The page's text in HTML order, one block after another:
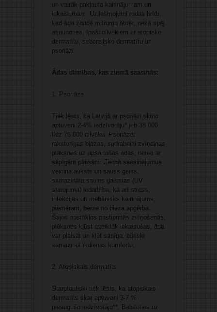
un vairāk pakļauta kairinājumam un
iekaisumam. Uzliesmojumi rodas brīdī,
kad āda zaudē mitrumu ātrāk, nekā spēj
atjaunoties, īpaši cilvēkiem ar atopisko
dermatītu, seborejisko dermatītu un
psoriāzi.
Ādas slimības, kas ziemā saasinās:
1. Psoriāze
Tiek lēsts, ka Latvijā ar psoriāzi slimo
aptuveni 2-4% iedzīvotāju* jeb 38 000
līdz 76 000 cilvēku. Psoriāzei
raksturīgas biezas, sudrabaini zvīņainas
plāksnes uz apsārtušas ādas, nereti ar
sāpīgām plaisām. Ziemā saasinājumus
veicina auksts un sauss gaiss,
samazināta saules gaismas (UV
starojuma) iedarbība, kā arī stress,
infekcijas un mehānisks kairinājums,
piemēram, berze no bieza apģērba.
Šajos apstākļos pastiprinās zvīņošanās,
plēksnes kļūst izteiktāk iekaisušas, āda
var plaisāt un kļūt sāpīga, būtiski
samazinot ikdienas komfortu.
2. Atopiskais dermatīts
Starptautiski tiek lēsts, ka atopiskais
dermatīts skar aptuveni 3-7 %
pieaugušo iedzīvotāju**. Balstoties uz